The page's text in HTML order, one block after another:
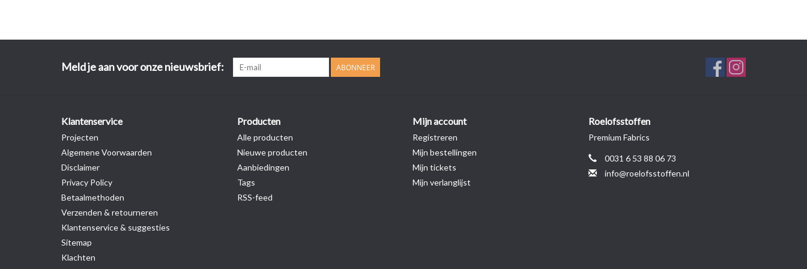
Meld je aan voor onze nieuwsbrief: ABONNEER
Klantenservice
Projecten
Algemene Voorwaarden
Disclaimer
Privacy Policy
Betaalmethoden
Verzenden & retourneren
Klantenservice & suggesties
Sitemap
Klachten
Producten
Alle producten
Nieuwe producten
Aanbiedingen
Tags
RSS-feed
Mijn account
Registreren
Mijn bestellingen
Mijn tickets
Mijn verlanglijst
Roelofsstoffen
Premium Fabrics
0031 6 53 88 06 73
info@roelofsstoffen.nl